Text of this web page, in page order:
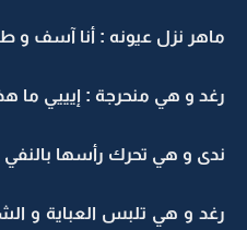
ماهر نزل عيونه : أنا آسف و
رغد و هي منحرجة : إيييي ما
ندى و هي تحرك رأسها بالنفي :
رغد و هي تلبس العباية و